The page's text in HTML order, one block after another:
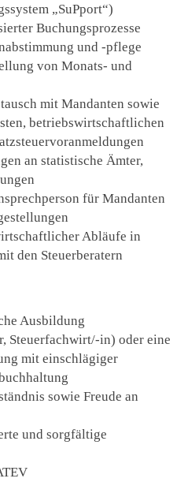
„SuPport“)
Buchungsprozesse
und -pflege
von Monats- und
mit Mandanten sowie
betriebswirtschaftlichen
an statistische Ämter,
für Mandanten
Abläufe in
den Steuerberatern
Ausbildung
Steuerfachwirt/-in) oder eine
mit einschlägiger
sowie Freude an
und sorgfältige